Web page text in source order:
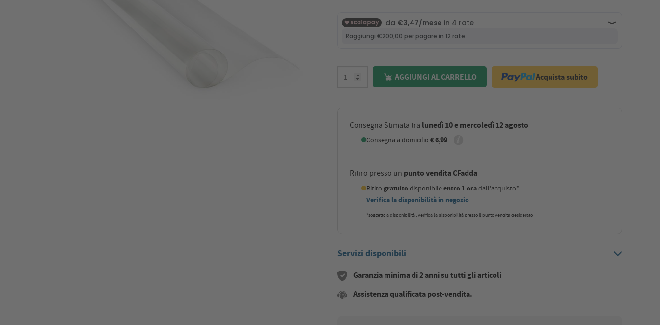
AGGIUNGI AL CARRELLO Acquista subito
Consegna Stimata tra lunedì 10 e mercoledì 12 agosto
Consegna a domicilio € 6,99
Ritiro presso un punto vendita CFadda
Ritiro gratuito disponibileentro 1 oradall'acquisto*
Verifica la disponibilità in negozio
*soggetto a disponibilità , verifica la disponibilità presso il punto vendita desiderato
Servizi disponibili
Garanzia minima di 2 anni su tutti gli articoli
Assistenza qualificata post-vendita.